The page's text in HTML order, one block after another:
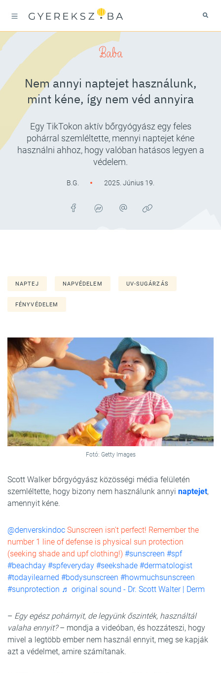
Baba
Nem annyi naptejet használunk,
mint kéne, így nem véd annyira
Egy TikTokon aktív bőrgyógyász egy feles
pohárral szemléltette, mennyi naptejet kéne
használni ahhoz, hogy valóban hatásos legyen a
védelem.
B.G. 2025. Június 19.
NAPTEJ NAPVÉDELEM UV-SUGÁRZÁS
FÉNYVÉDELEM
Fotó: Getty Images
Scott Walker bőrgyógyász közösségi média felületén
szemléltette, hogy bizony nem használunk annyi naptejet,
amennyit kéne.
@denverskindoc Sunscreen isn't perfect! Remember the
number 1 line of defense is physical sun protection
(seeking shade and upf clothing!) #sunscreen #spf
#beachday #spfeveryday #seekshade #dermatologist
#todayilearned #bodysunscreen #howmuchsunscreen
#sunprotection ♬ original sound - Dr. Scott Walter | Derm
– Egy egész pohárnyit, de legyünk őszinték, használtál
valaha ennyit?– mondja a videóban, és hozzáteszi, hogy
mivel a legtöbb ember nem használ ennyit, meg se kapják
azt a védelmet, amire számítanak.